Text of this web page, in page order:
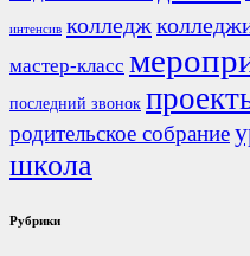
интенсив колледж
мастер-класс
последний звонок
родительское собрание
школа
Рубрики